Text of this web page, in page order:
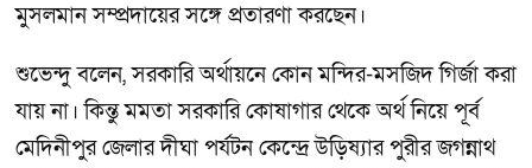
মুসলমান সম্প্রদায়ের সঙ্গে প্রতারণা করছেন।
শুভেন্দু বলেন, সরকারি অর্থায়নে কোন মন্দির-মসজিদ গির্জা করা
যায় না। কিন্তু মমতা সরকারি কোষাগার থেকে অর্থ নিয়ে পূর্ব
মেদিনীপুর জেলার দীঘা পর্যটন কেন্দ্রে উড়িষ্যার পুরীর জগন্নাথ